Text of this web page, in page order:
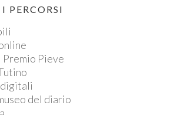
PERCORSI
Pieve
del diario